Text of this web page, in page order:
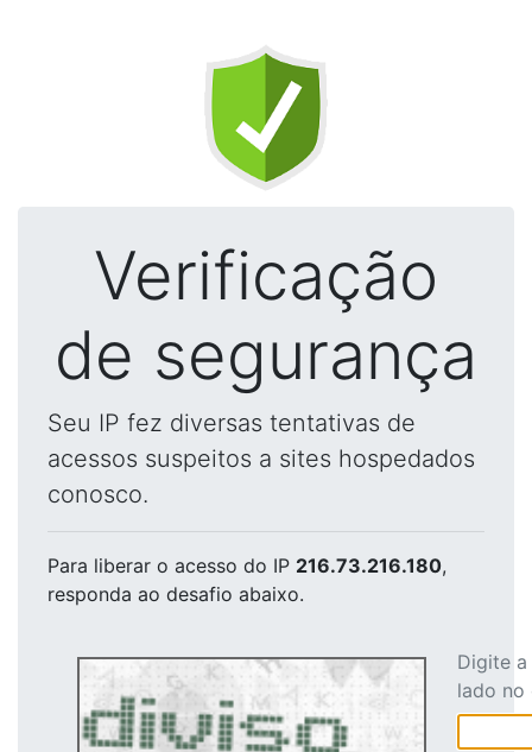
Verificação
de segurança
Seu IP fez diversas tentativas de
acessos suspeitos a sites hospedados
conosco.
Para liberar o acesso do IP 216.73.216.180,
responda ao desafio abaixo.
Digite
lado no